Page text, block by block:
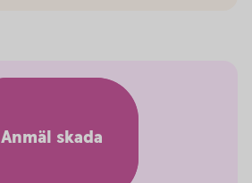
Anmäl skada